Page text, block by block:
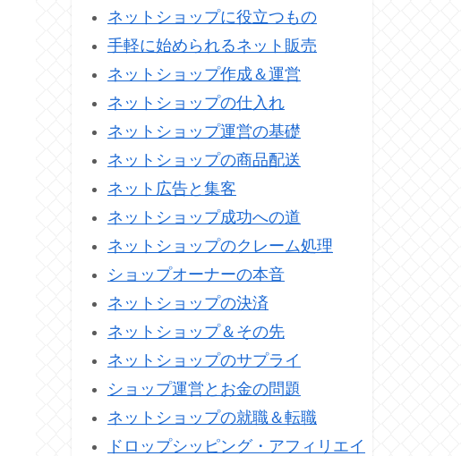
ネットショップに役立つもの
手軽に始められるネット販売
ネットショップ作成＆運営
ネットショップの仕入れ
ネットショップ運営の基礎
ネットショップの商品配送
ネット広告と集客
ネットショップ成功への道
ネットショップのクレーム処理
ショップオーナーの本音
ネットショップの決済
ネットショップ＆その先
ネットショップのサプライ
ショップ運営とお金の問題
ネットショップの就職＆転職
ドロップシッピング・アフィリエイ